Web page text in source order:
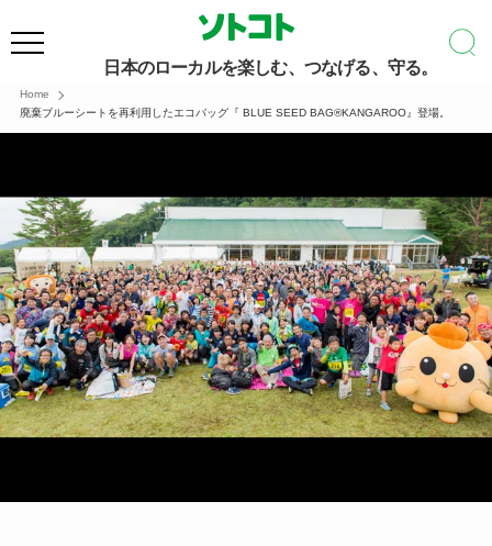
日本のローカルを楽しむ、つなげる、守る。
Home
廃棄ブルーシートを再利用したエコバッグ『 BLUE SEED BAG®KANGAROO』登場。